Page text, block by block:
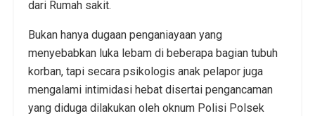
dari Rumah sakit.
Bukan hanya dugaan penganiayaan yang
menyebabkan luka lebam di beberapa bagian tubuh
korban, tapi secara psikologis anak pelapor juga
mengalami intimidasi hebat disertai pengancaman
yang diduga dilakukan oleh oknum Polisi Polsek